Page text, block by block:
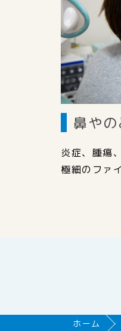
鼻や
炎症、腫瘍
極細のファ
ホーム